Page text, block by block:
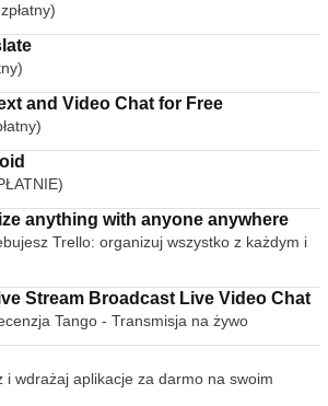
Text and Video Chat for Free
anything with anyone anywhere
Trello: organizuj wszystko z każdym i
Tango - Go Live Stream Broadcast Live Video Chat
Tango - Transmisja na żywo
i wdrażaj aplikacje za darmo na swoim